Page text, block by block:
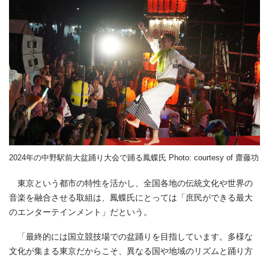
2024年の中野駅前大盆踊り大会で踊る鳳蝶氏 Photo: courtesy of 齋藤功
東京という都市の特性を活かし、全国各地の伝統文化や世界の
音楽を融合させる取組は、鳳蝶氏にとっては「庶民ができる最大
のエンターテインメント」だという。
「最終的には国立競技場での盆踊りを目指しています。多様な
文化が集まる東京だからこそ、異なる国や地域のリズムと踊り方